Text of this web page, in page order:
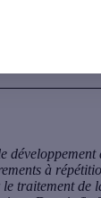
à
traitement de